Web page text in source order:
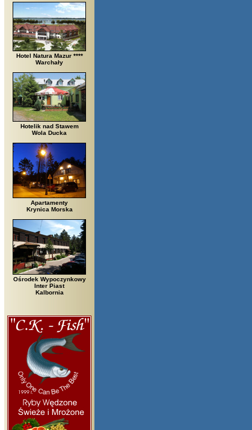
Białowieża, Bielsko Biała, Biały Bór, Biały Dunajec,
Hotel Natura Mazur ****
Warchały
Hotelik nad Stawem
Wola Ducka
Apartamenty
Krynica Morska
Ośrodek Wypoczynkowy
Inter Piast
Kalbornia